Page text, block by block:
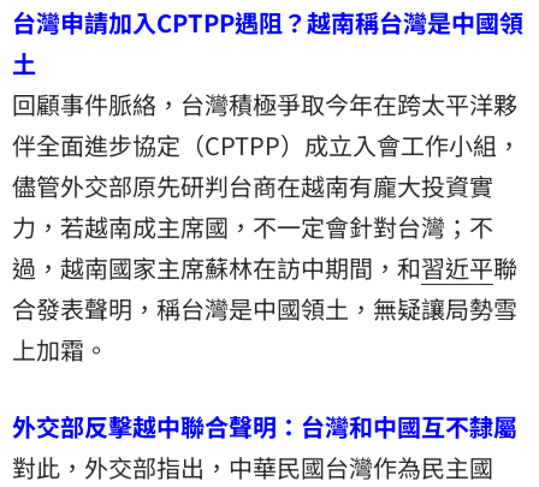
台灣申請加入CPTPP遇阻？越南稱台灣是中國領
土
回顧事件脈絡，台灣積極爭取今年在跨太平洋夥
伴全面進步協定 （CPTPP）成立入會工作小組，
儘管外交部原先研判台商在越南有龐大投資實
力，若越南成主席國，不一定會針對台灣；不
過，越南國家主席蘇林在訪中期間，和習近平聯
合發表聲明，稱台灣是中國領土，無疑讓局勢雪
上加霜。
外交部反擊越中聯合聲明：台灣和中國互不隸屬
對此，外交部指出，中華民國台灣作為民主國